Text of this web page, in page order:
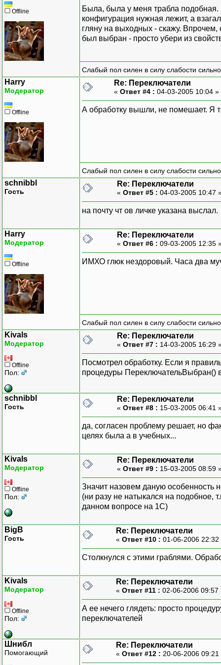
Offline
Была, была у меня трабла подобная.
конфигурация нужная лежит, а
гляну на выходных - скажу.
был выбран - просто убери из
Слабый пол силен в силу слабости
Harry
Модератор
Offline
Re: Переключатели
« Ответ #4 : 04-03-2005 10:04 »
А обработку вышли, не помешает. Я
Слабый пол силен в силу слабости
schnibbl
Гость
Re: Переключатели
« Ответ #5 : 04-03-2005 10:47
на почту чт ов личке указана выслал.
Harry
Модератор
Offline
Re: Переключатели
« Ответ #6 : 09-03-2005 12:35
ИМХО глюк нездоровый. Часа два
Слабый пол силен в силу слабости
Kivals
Модератор
Offline
Пол:
Re: Переключатели
« Ответ #7 : 14-03-2005 16:29
Посмотрел обработку. Если я
процедуры ПереключательВыбран()
schnibbl
Гость
Re: Переключатели
« Ответ #8 : 15-03-2005 06:41
да, согласен проблему решает, но
целях была а в учебных...
Kivals
Модератор
Offline
Пол:
Re: Переключатели
« Ответ #9 : 15-03-2005 08:59
Значит назовем даную особенность
(ни разу не натыкался на подобное,
данном вопросе на 1С)
BigB
Гость
Re: Переключатели
« Ответ #10 : 01-06-2006
Столкнулся с этими граблями.
Kivals
Модератор
Offline
Пол:
Re: Переключатели
« Ответ #11 : 02-06-2006
А ее нечего глядеть: просто
переключателей
Шнибл
Помогающий
Re: Переключатели
« Ответ #12 : 20-06-2006